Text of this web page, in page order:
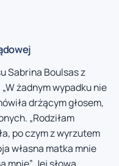
Sabrina Boulsas z
żadnym wypadku nie
drżącym głosem,
„Rodziłam
po czym z wyrzutem
własna matka mnie